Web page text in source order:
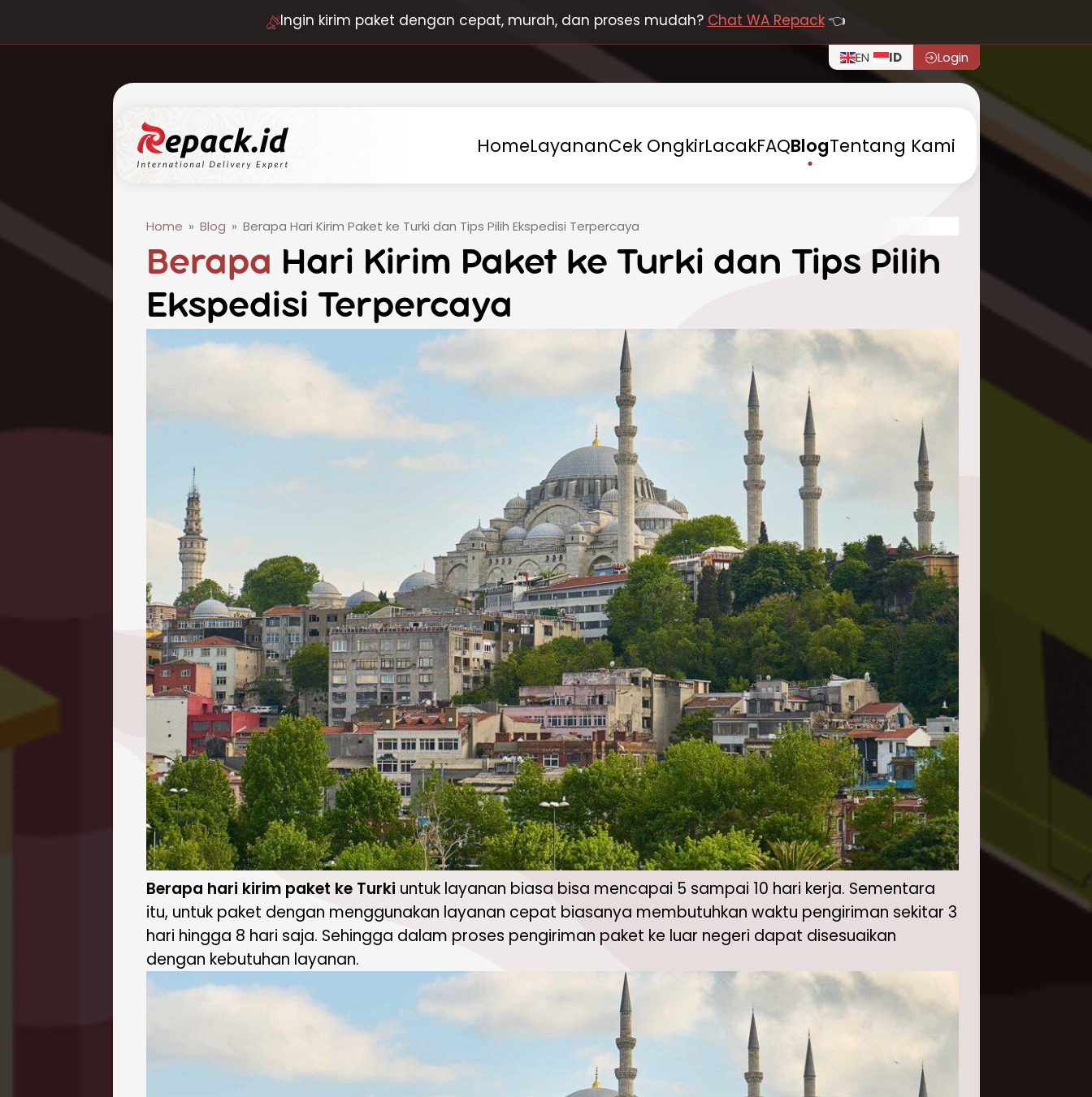
Ingin kirim paket dengan cepat, murah, dan proses mudah? Chat WA Repack👈
EN ID Login
HomeLayananCekOngkirLacakFAQBlogTentang Kami
Home » Blog » Berapa Hari Kirim Paket ke Turki dan Tips Pilih Ekspedisi Terpercaya
Berapa Hari Kirim Paket ke Turki dan Tips Pilih
Ekspedisi Terpercaya
Berapa hari kirim paket ke Turki untuk layanan biasa bisa mencapai 5 sampai 10 hari kerja. Sementara
itu, untuk paket dengan menggunakan layanan cepat biasanya membutuhkan waktu pengiriman sekitar 3
hari hingga 8 hari saja. Sehingga dalam proses pengiriman paket ke luar negeri dapat disesuaikan
dengan kebutuhan layanan.